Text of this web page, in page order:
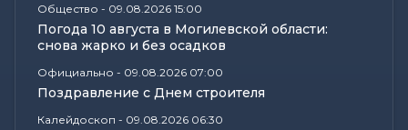
Общество - 09.08.2026 15:00
Погода 10 августа в Могилевской области:
снова жарко и без осадков
Официально - 09.08.2026 07:00
Поздравление с Днем строителя
Калейдоскоп - 09.08.2026 06:30